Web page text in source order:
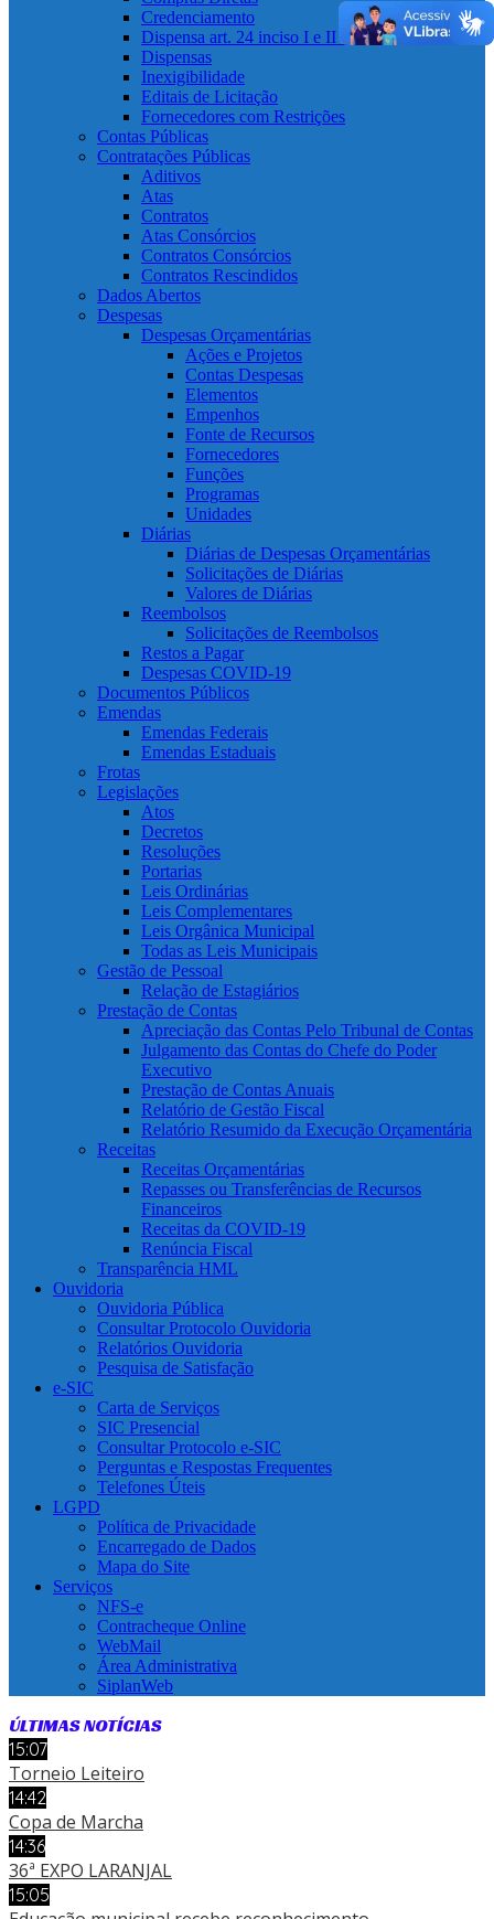
Credenciamento
Dispensa art. 24 inciso I e II e art. 75 inciso I e II
Dispensas
Inexigibilidade
Editais de Licitação
Fornecedores com Restrições
Contas Públicas
Contratações Públicas
Aditivos
Atas
Contratos
Atas Consórcios
Contratos Consórcios
Contratos Rescindidos
Dados Abertos
Despesas
Despesas Orçamentárias
Ações e Projetos
Contas Despesas
Elementos
Empenhos
Fonte de Recursos
Fornecedores
Funções
Programas
Unidades
Diárias
Diárias de Despesas Orçamentárias
Solicitações de Diárias
Valores de Diárias
Reembolsos
Solicitações de Reembolsos
Restos a Pagar
Despesas COVID-19
Documentos Públicos
Emendas
Emendas Federais
Emendas Estaduais
Frotas
Legislações
Atos
Decretos
Resoluções
Portarias
Leis Ordinárias
Leis Complementares
Leis Orgânica Municipal
Todas as Leis Municipais
Gestão de Pessoal
Relação de Estagiários
Prestação de Contas
Apreciação das Contas Pelo Tribunal de Contas
Julgamento das Contas do Chefe do Poder
Executivo
Prestação de Contas Anuais
Relatório de Gestão Fiscal
Relatório Resumido da Execução Orçamentária
Receitas
Receitas Orçamentárias
Repasses ou Transferências de Recursos
Financeiros
Receitas da COVID-19
Renúncia Fiscal
Transparência HML
Ouvidoria
Ouvidoria Pública
Consultar Protocolo Ouvidoria
Relatórios Ouvidoria
Pesquisa de Satisfação
e-SIC
Carta de Serviços
SIC Presencial
Consultar Protocolo e-SIC
Perguntas e Respostas Frequentes
Telefones Úteis
LGPD
Política de Privacidade
Encarregado de Dados
Mapa do Site
Serviços
NFS-e
Contracheque Online
WebMail
Área Administrativa
SiplanWeb
ÚLTIMAS NOTÍCIAS
15:07
Torneio Leiteiro
14:42
Copa de Marcha
14:36
36ª EXPO LARANJAL
15:05